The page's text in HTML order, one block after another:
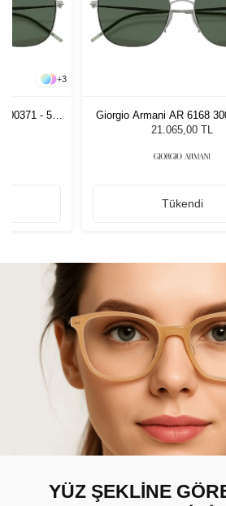
+3
- 54
Giorgio Armani AR 6168
Unisex Güneş
21.065,00 TL
Tükendi
YÜZ ŞEKLİNE